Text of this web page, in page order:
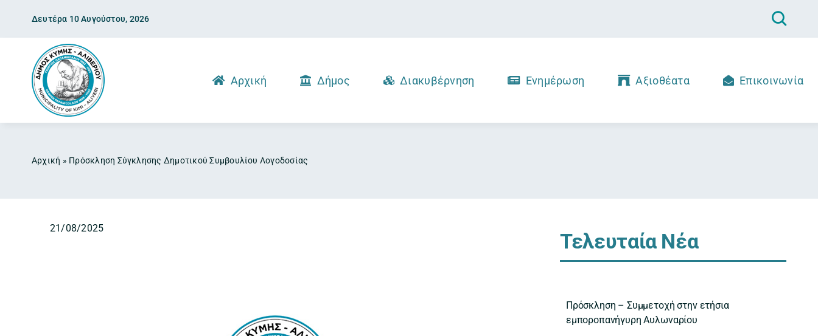
content
Δευτέρα 10 Αυγούστου, 2026
Αρχική Δήμος Διακυβέρνηση Ενημέρωση Αξιοθέατα Επικοινωνία
Αρχική » Πρόσκληση Σύγκλησης Δημοτικού Συμβουλίου Λογοδοσίας
21/08/2025
Τελευταία Νέα
Πρόσκληση – Συμμετοχή στην ετήσια
εμποροπανήγυρη Αυλωναρίου